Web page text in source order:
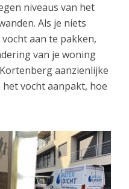
niveaus van het
Als je niets
aan te pakken,
van je woning
aanzienlijke
vocht aanpakt, hoe